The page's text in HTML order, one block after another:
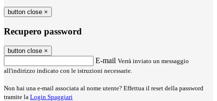
button close ×
Recupero password
button close ×
E-mail Verrà inviato un messaggio
all'indirizzo indicato con le istruzioni necessarie.
Non hai una e-mail associata al nome utente? Effettua il reset della password
tramite la Login Spaggiari